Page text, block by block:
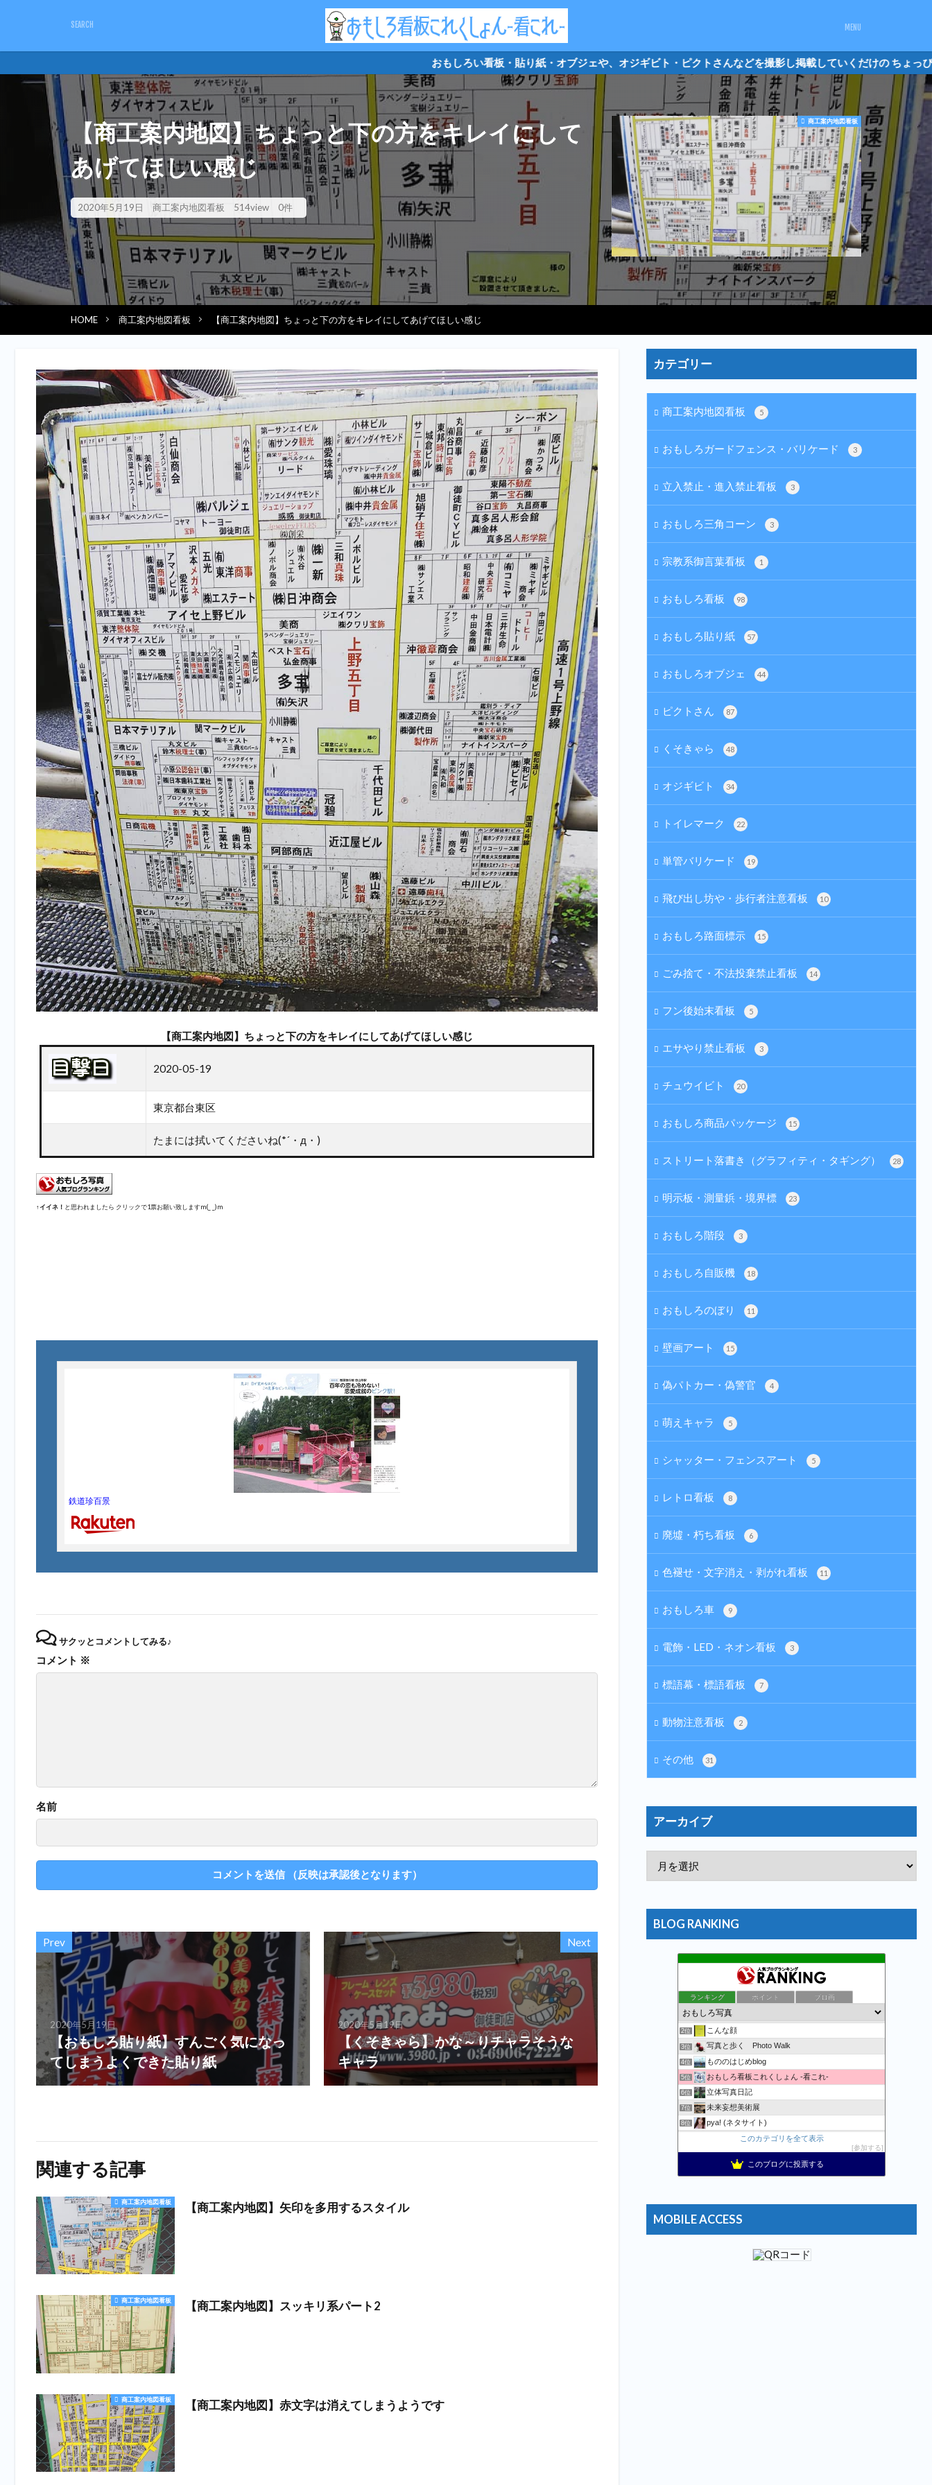
おもしろい看板・貼り紙・オブジェや、オジギビト・ピクトさんなどを撮影し掲載
【商工案内地図】ちょっと下の方をキレイにして
あげてほしい感じ
2020年5月19日 商工案内地図看板 514view 0件
商工案内地図看板
HOME 商工案内地図看板 【商工案内地図】ちょっと下の方をキレイにしてあげてほしい感じ
【商工案内地図】ちょっと下の方をキレイにしてあげてほしい感じ
2020-05-19
東京都台東区
たまには拭いてくださいね(*´・д・)
↑イイネ！ と思われましたら クリックで1票お願い致しますm(_ _)m
鉄道珍百景
サクッとコメントしてみる♪
コメント ※
名前
Prev
2020年5月19日
【おもしろ貼り紙】すんごく気になっ
てしまうよくできた貼り紙
Next
2020年5月19日
【くそきゃら】かな～りチャラそうな
キャラ
関連する記事
商工案内地図看板 【商工案内地図】矢印を多用するスタイル
商工案内地図看板 【商工案内地図】スッキリ系パート2
商工案内地図看板 【商工案内地図】赤文字は消えてしまうようです
カテゴリー
商工案内地図看板 5
おもしろガードフェンス・バリケード 3
立入禁止・進入禁止看板 3
おもしろ三角コーン 3
宗教系御言葉看板 1
おもしろ看板 98
おもしろ貼り紙 57
おもしろオブジェ 44
ピクトさん 87
くそきゃら 48
オジギビト 34
トイレマーク 22
単管バリケード 19
飛び出し坊や・歩行者注意看板 10
おもしろ路面標示 15
ごみ捨て・不法投棄禁止看板 14
フン後始末看板 5
エサやり禁止看板 3
チュウイビト 20
おもしろ商品パッケージ 15
ストリート落書き（グラフィティ・タギング） 28
明示板・測量鋲・境界標 23
おもしろ階段 3
おもしろ自販機 18
おもしろのぼり 11
壁画アート 15
偽パトカー・偽警官 4
萌えキャラ 5
シャッター・フェンスアート 5
レトロ看板 8
廃墟・朽ち看板 6
色褪せ・文字消え・剥がれ看板 11
おもしろ車 9
電飾・LED・ネオン看板 3
標語幕・標語看板 7
動物注意看板 2
その他 31
アーカイブ
BLOG RANKING
ランキング ポイント ブロ画
1位 万物秘宝館
2位 こんな顔
3位 写真と歩く Photo Walk
4位 もののはじめblog
5位 おもしろ看板これくしょん -看これ-
6位 立体写真日記
7位 未来妄想美術展
8位 pya! (ネタサイト)
記事一覧 | 野鳥との日常生活を綴る - 楽天ブログ
10位 おまたせくまちゃん、たま〜に更新。
Apple・任天堂情報局
14位 知識欲を満たす記事や面白動画・画像などの紹介
このカテゴリを全て表示
参加する
このブログに投票する
MOBILE ACCESS
トイレマーク オジギビト
カテゴリー
検索